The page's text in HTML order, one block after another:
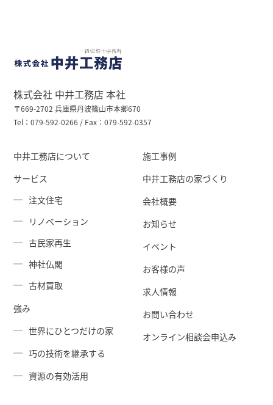
株式会社 中井工務店 本社
〒669-2702 兵庫県丹波篠山市本郷670
Tel：079-592-0266 / Fax：079-592-0357
中井工務店について
サービス
注文住宅
リノベーション
古民家再生
神社仏閣
古材買取
強み
世界にひとつだけの家
巧の技術を継承する
資源の有効活用
施工事例
中井工務店の家づくり
会社概要
お知らせ
イベント
お客様の声
求人情報
お問い合わせ
オンライン相談会申込み